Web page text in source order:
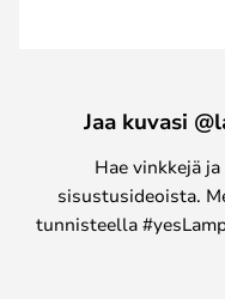
Jaa kuvasi
Hae vinkkejä
sisustusideoista.
tunnisteella